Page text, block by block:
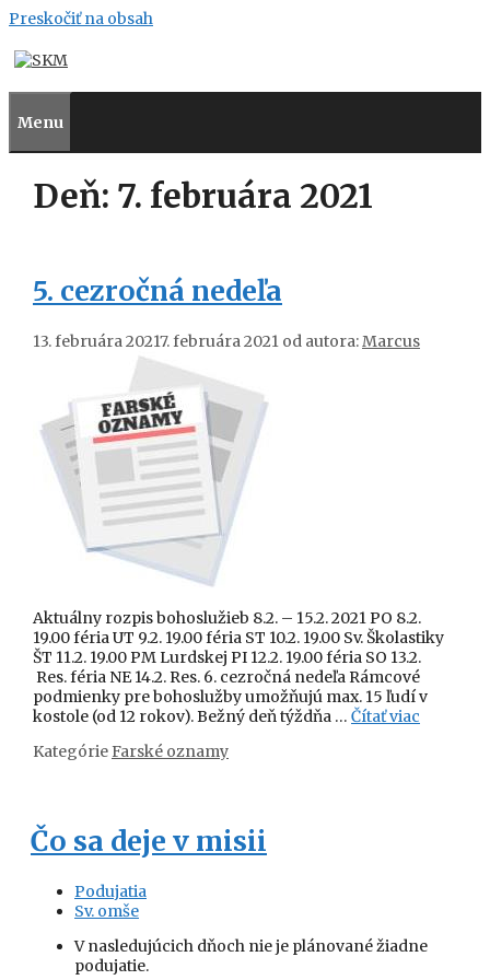
Preskočiť na obsah
Menu
Deň: 7. februára 2021
5. cezročná nedeľa
13. februára 20217. februára 2021 od autora:Marcus
Aktuálny rozpis bohoslužieb 8.2. – 15.2. 2021 PO 8.2.
19.00 féria UT 9.2. 19.00 féria ST 10.2. 19.00 Sv. Školastiky
ŠT 11.2. 19.00 PM Lurdskej PI 12.2. 19.00 féria SO 13.2.
Res. féria NE 14.2. Res. 6. cezročná nedeľa Rámcové
podmienky pre bohoslužby umožňujú max. 15 ľudí v
kostole (od 12 rokov). Bežný deň týždňa … Čítať viac
KategórieFarské oznamy
Čo sa deje v misii
Podujatia
Sv. omše
V nasledujúcich dňoch nie je plánované žiadne
podujatie.